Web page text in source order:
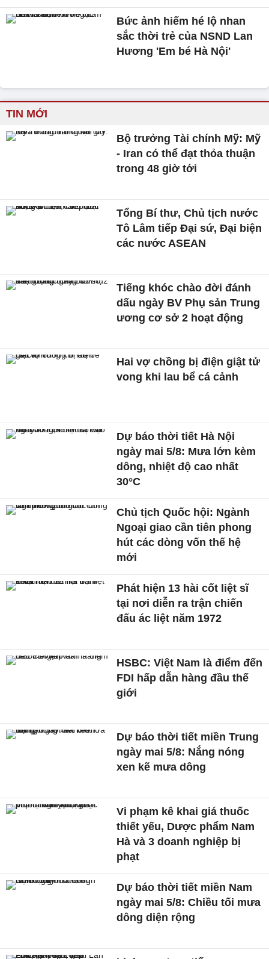
Bức ảnh hiếm hé lộ nhan
sắc thời trẻ của NSND Lan
Hương 'Em bé Hà Nội'
TIN MỚI
Bộ trưởng Tài chính Mỹ: Mỹ
- Iran có thể đạt thỏa thuận
trong 48 giờ tới
Tổng Bí thư, Chủ tịch nước
Tô Lâm tiếp Đại sứ, Đại biện
các nước ASEAN
Tiếng khóc chào đời đánh
dấu ngày BV Phụ sản Trung
ương cơ sở 2 hoạt động
Hai vợ chồng bị điện giật tử
vong khi lau bể cá cảnh
Dự báo thời tiết Hà Nội
ngày mai 5/8: Mưa lớn kèm
dông, nhiệt độ cao nhất
30°C
Chủ tịch Quốc hội: Ngành
Ngoại giao cần tiên phong
hút các dòng vốn thế hệ
mới
Phát hiện 13 hài cốt liệt sĩ
tại nơi diễn ra trận chiến
đấu ác liệt năm 1972
HSBC: Việt Nam là điểm đến
FDI hấp dẫn hàng đầu thế
giới
Dự báo thời tiết miền Trung
ngày mai 5/8: Nắng nóng
xen kẽ mưa dông
Vi phạm kê khai giá thuốc
thiết yếu, Dược phẩm Nam
Hà và 3 doanh nghiệp bị
phạt
Dự báo thời tiết miền Nam
ngày mai 5/8: Chiều tối mưa
dông diện rộng